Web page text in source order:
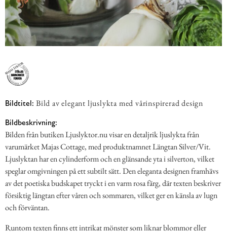
Bildtitel: Bild av elegant ljuslykta med vårinspirerad design
Bildbeskrivning:
Bilden från butiken Ljuslyktor.nu visar en detaljrik ljuslykta från
varumärket Majas Cottage, med produktnamnet Längtan Silver/Vit.
Ljuslyktan har en cylinderform och en glänsande yta i silverton, vilket
speglar omgivningen på ett subtilt sätt. Den eleganta designen framhävs
av det poetiska budskapet tryckt i en varm rosa färg, där texten beskriver
försiktig längtan efter våren och sommaren, vilket ger en känsla av lugn
och förväntan.
Runtom texten finns ett intrikat mönster som liknar blommor eller